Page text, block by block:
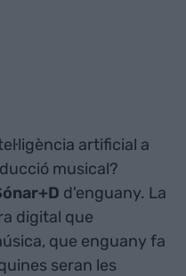
artificial a
musical?
d'enguany. La
digital que
que enguany fa
seran les